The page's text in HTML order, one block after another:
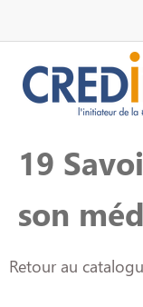
19
son
Retour au